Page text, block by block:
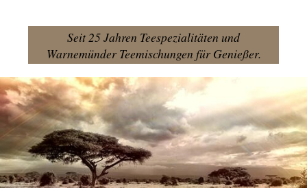
Seit 25 Jahren Teespezialitäten und
Warnemünder Teemischungen für Genießer.